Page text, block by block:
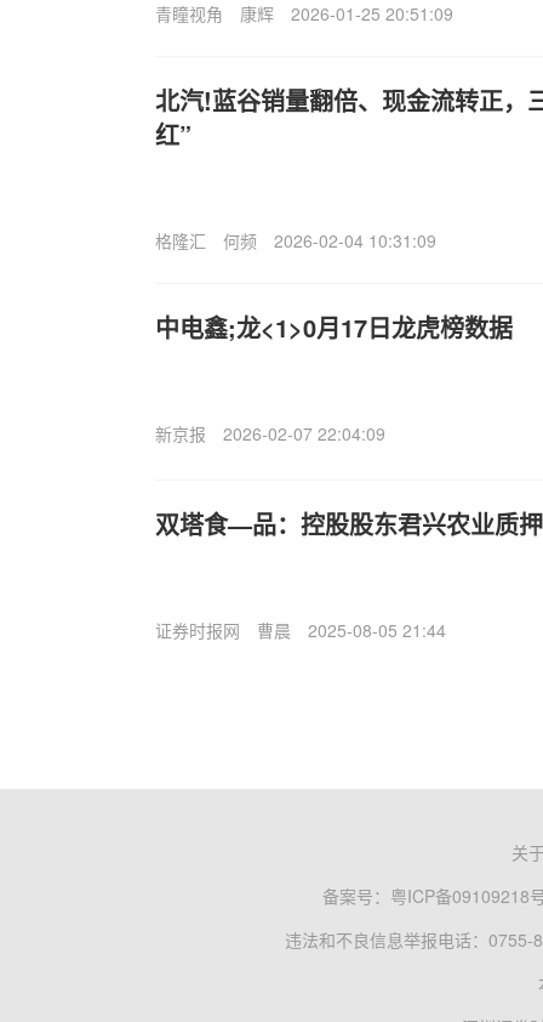
青瞳视角 康辉 2026-01-25 20:51:09
北汽!蓝谷销量翻倍、现金流转正，
红”​
格隆汇 何频 2026-02-04 10:31:09
中电鑫;龙<1>0月17日龙虎榜数据
新京报 2026-02-07 22:04:09
双塔食—品：控股股东君兴农业质
证券时报网 曹晨 2025-08-05 21:44
关
备案号： 粤ICP备09109218
违法和不良信息举报电话：0755-